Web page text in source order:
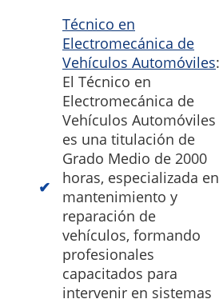
Técnico en
Electromecánica de
Vehículos Automóviles:
El Técnico en
Electromecánica de
Vehículos Automóviles
es una titulación de
Grado Medio de 2000
horas, especializada en
mantenimiento y
reparación de
vehículos, formando
profesionales
capacitados para
intervenir en sistemas